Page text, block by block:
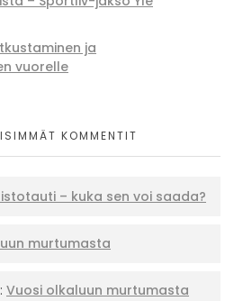
ja
vuorelle
KOMMENTIT
– kuka sen voi saada?
murtumasta
: Vuosi olkaluun murtumasta